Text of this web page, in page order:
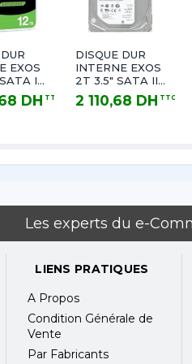
d'heures
optimisée
EXOS
III
DH TTC
DISQUE DUR
INTERNE EXOS
2T 3.5" SATA III
7200 RPM
2 110,68 DH TTC
Les experts du e-
LIENS PRATIQUES
A Propos
Condition Générale de
Vente
Par Fabricants